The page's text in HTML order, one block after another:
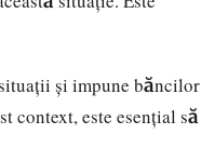
și impune băncilor
context, este esențial să